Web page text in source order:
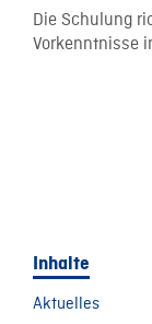
Die Schulung
Vorkenntnisse
Inhalte
Aktuelles